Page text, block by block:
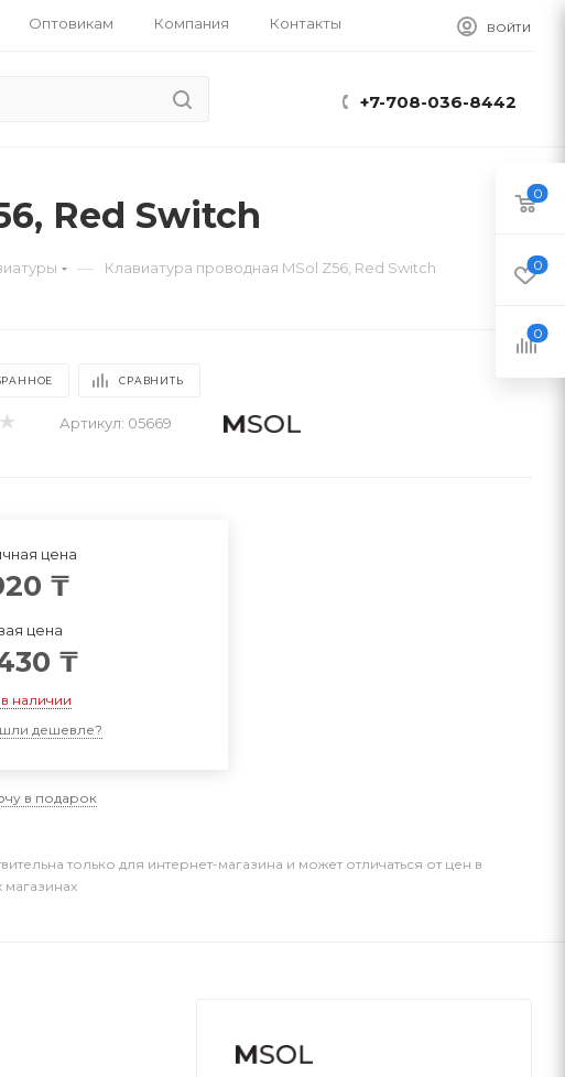
Оптовикам Компания Контакты ВОЙТИ
+7-708-036-8442
Red Switch
— Клавиатура проводная MSol Z56, Red Switch
СРАВНИТЬ
Артикул: 05669
цена
₸
цена
₸
наличии
дешевле?
в подарок
только для интернет-магазина и может отличаться от цен в
0
0
0